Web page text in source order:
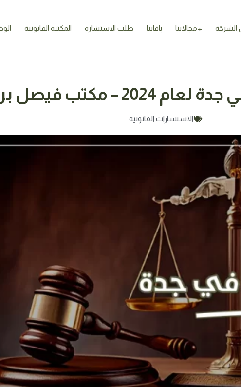
الشركة مجالاتنا باقاتنا طلب الاستشارة المكتبة القانونية
بن سعد القرني
الاستشارات القانونية